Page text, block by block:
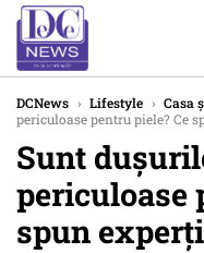
DCNews › Lifestyle › Casa
periculoase pentru piele? Ce
Sunt
periculoase
spun